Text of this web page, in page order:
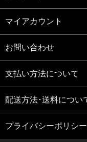
マイアカウント
お問い合わせ
支払い方法について
配送方法･送料につい
プライバシーポリシー